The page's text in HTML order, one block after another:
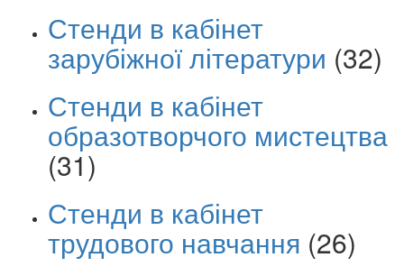
Стенди в кабінет
зарубіжної літератури (32)
Стенди в кабінет
образотворчого мистецтва
(31)
Стенди в кабінет
трудового навчання (26)